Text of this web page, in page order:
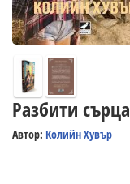
Разбити сърца
Автор: Колийн Хувър